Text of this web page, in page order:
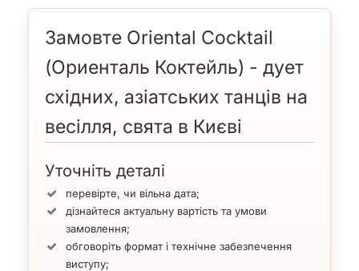
Замовте Oriental Cocktail
(Ориенталь Коктейль) - дует
східних, азіатських танців на
весілля, свята в Києві
Уточніть деталі
перевірте, чи вільна дата;
дізнайтеся актуальну вартість та умови
замовлення;
обговоріть формат і технічне забезпечення
виступу;